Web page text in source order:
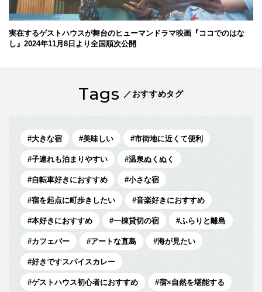
実在するゲストハウスが舞台のヒューマンドラマ映画『ココでのはな
し』2024年11月8日より全国順次公開
Tags ／おすすめタグ
大きな宿 美味しい 市街地に近くて便利
子連れも泊まりやすい 温泉ぬくぬく
自転車好きにおすすめ 小さな宿
宿を起点に町歩きしたい 音楽好きにおすすめ
本好きにおすすめ 一棟貸切の宿 ふらりと離島
カフェバー アートな直島 海が見たい
好きですスパイスカレー
ゲストハウス初心者におすすめ 宿×自然を堪能する